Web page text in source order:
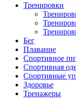
Тренировки
Бег
Плавание
Спортивное
Спортивная
Спортивные
Здоровье
Тренажеры